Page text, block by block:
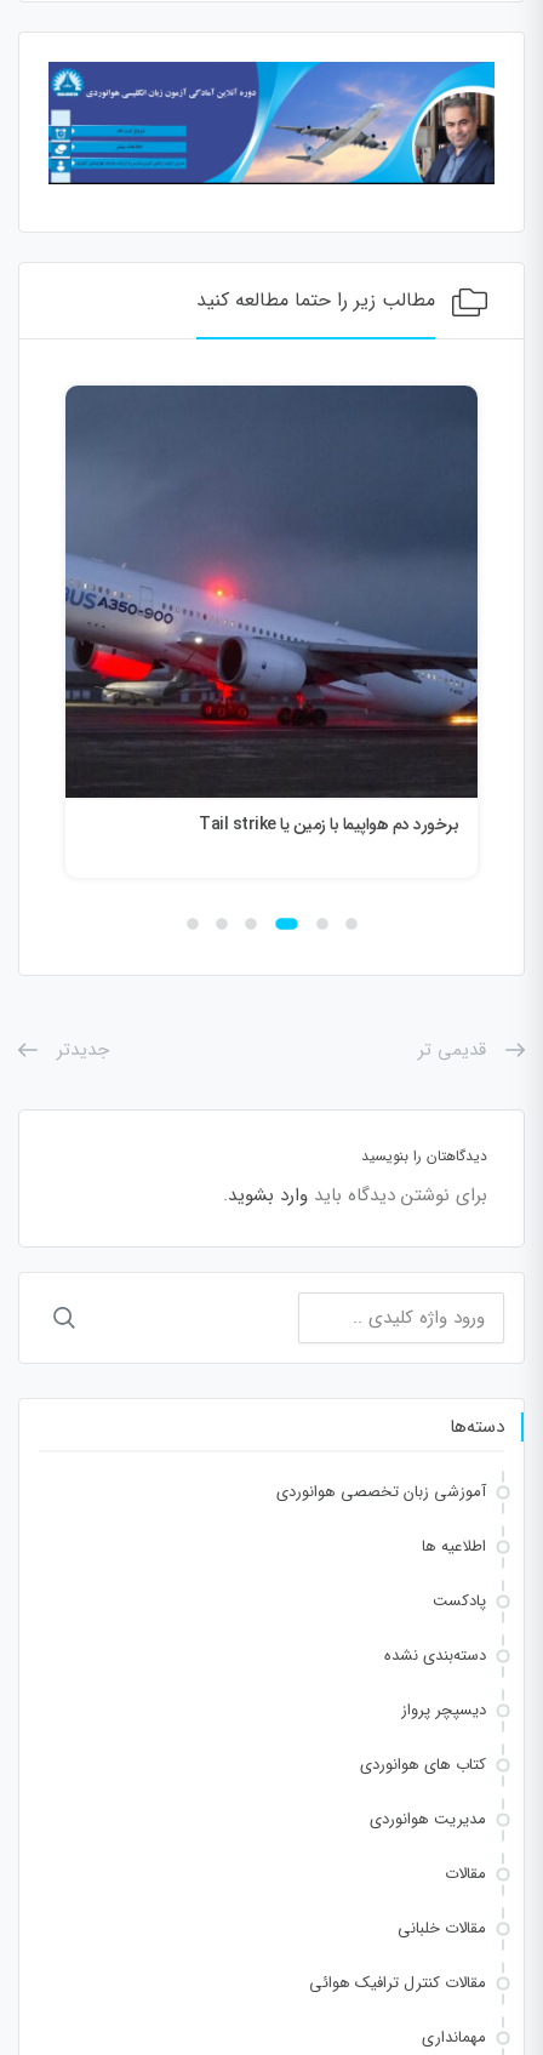
مطالب زیر را حتما مطالعه کنید
برخورد دم هواپیما با زمین یا Tail strike
قدیمی تر جدیدتر
دیدگاهتان را بنویسید
برای نوشتن دیدگاه باید وارد بشوید.
برای:
دسته‌ها
آموزشی زبان تخصصی هوانوردی
اطلاعیه ها
پادکست
دسته‌بندی نشده
دیسپچر پرواز
کتاب های هوانوردی
مدیریت هوانوردی
مقالات
مقالات خلبانی
مقالات کنترل ترافیک هوائی
مهمانداری